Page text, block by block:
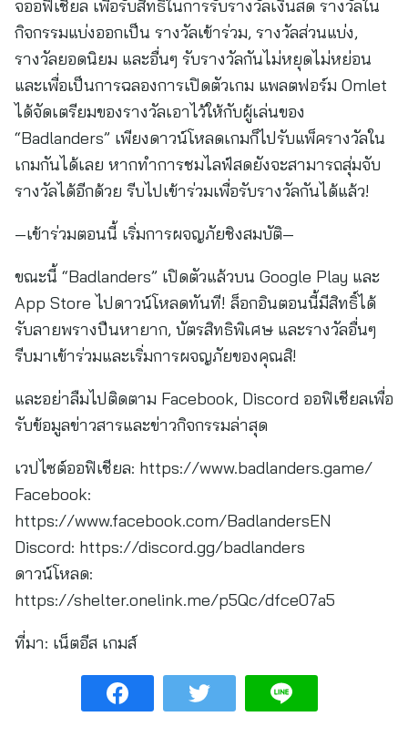
จออฟิเชียล เพื่อรับสิทธิ์ในการรับรางวัลเงินสด รางวัลใน
กิจกรรมแบ่งออกเป็น รางวัลเข้าร่วม, รางวัลส่วนแบ่ง,
รางวัลยอดนิยม และอื่นๆ รับรางวัลกันไม่หยุดไม่หย่อน
และเพื่อเป็นการฉลองการเปิดตัวเกม แพลตฟอร์ม Omlet
ได้จัดเตรียมของรางวัลเอาไว้ให้กับผู้เล่นของ
“Badlanders” เพียงดาวน์โหลดเกมก็ไปรับแพ็ครางวัลใน
เกมกันได้เลย หากทำการชมไลฟ์สดยังจะสามารถสุ่มจับ
รางวัลได้อีกด้วย รีบไปเข้าร่วมเพื่อรับรางวัลกันได้แล้ว!
—เข้าร่วมตอนนี้ เริ่มการผจญภัยชิงสมบัติ—
ขณะนี้ “Badlanders” เปิดตัวแล้วบน Google Play และ
App Store ไปดาวน์โหลดทันที! ล็อกอินตอนนี้มีสิทธิ์ได้
รับลายพรางปืนหายาก, บัตรสิทธิพิเศษ และรางวัลอื่นๆ
รีบมาเข้าร่วมและเริ่มการผจญภัยของคุณสิ!
และอย่าลืมไปติดตาม Facebook, Discord ออฟิเชียลเพื่อ
รับข้อมูลข่าวสารและข่าวกิจกรรมล่าสุด
เวปไซต์ออฟิเชียล: https://www.badlanders.game/
Facebook:
https://www.facebook.com/BadlandersEN
Discord: https://discord.gg/badlanders
ดาวน์โหลด:
https://shelter.onelink.me/p5Qc/dfce07a5
ที่มา: เน็ตอีส เกมส์